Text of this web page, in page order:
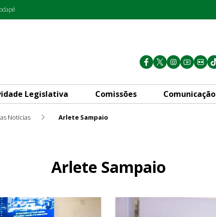
Legislativa Comissões Comunicação
Notícias Arlete Sampaio
Arlete Sampaio